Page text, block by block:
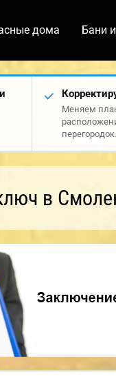
дома Бани
Меняем
перегородок.
в